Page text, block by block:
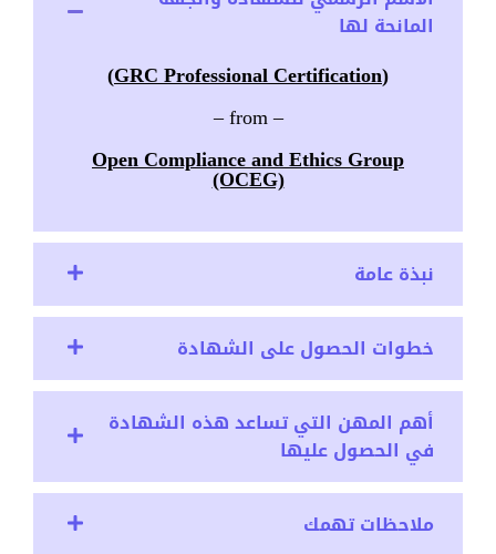
المانحة لها
(GRC Professional Certification)
– from –
Open Compliance and Ethics Group
(OCEG)
نبذة عامة
خطوات الحصول على الشهادة
أهم المهن التي تساعد هذه الشهادة
في الحصول عليها
ملاحظات تهمك